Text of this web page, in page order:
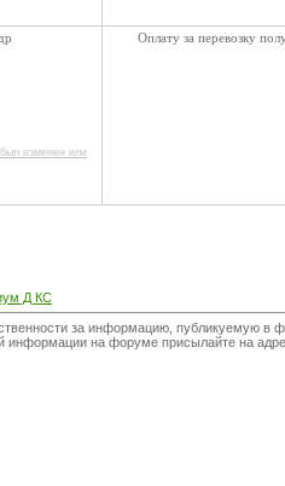
был изменен или
Оплату за перевозку
Д КС
за информацию, публикуемую
информации на форуме присылайте на